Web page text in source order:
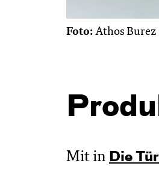
Foto: Athos Burez
Mit in Die Tür